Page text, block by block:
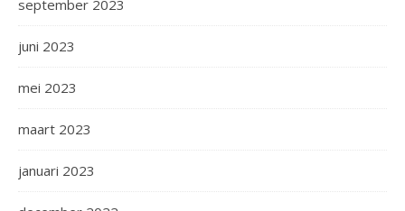
september 2023
juni 2023
mei 2023
maart 2023
januari 2023